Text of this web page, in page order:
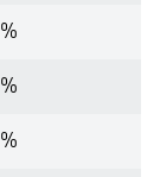
%
%
%